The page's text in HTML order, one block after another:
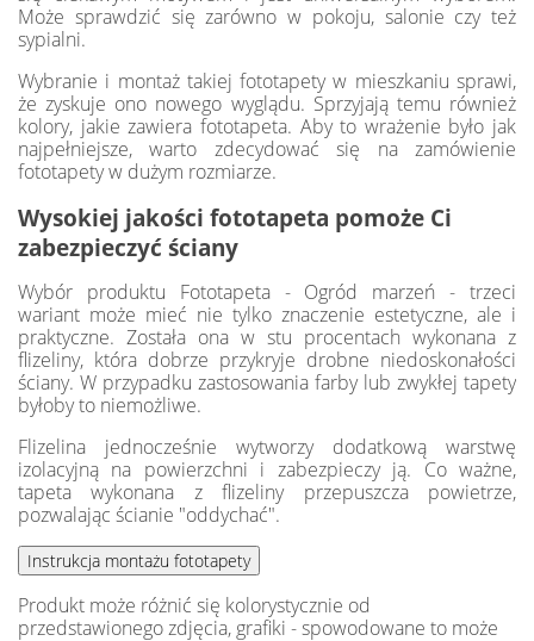
Może sprawdzić się zarówno w pokoju, salonie czy też
sypialni.
Wybranie i montaż takiej fototapety w mieszkaniu sprawi,
że zyskuje ono nowego wyglądu. Sprzyjają temu również
kolory, jakie zawiera fototapeta. Aby to wrażenie było jak
najpełniejsze, warto zdecydować się na zamówienie
fototapety w dużym rozmiarze.
Wysokiej jakości fototapeta pomoże Ci
zabezpieczyć ściany
Wybór produktu Fototapeta - Ogród marzeń - trzeci
wariant może mieć nie tylko znaczenie estetyczne, ale i
praktyczne. Została ona w stu procentach wykonana z
flizeliny, która dobrze przykryje drobne niedoskonałości
ściany. W przypadku zastosowania farby lub zwykłej tapety
byłoby to niemożliwe.
Flizelina jednocześnie wytworzy dodatkową warstwę
izolacyjną na powierzchni i zabezpieczy ją. Co ważne,
tapeta wykonana z flizeliny przepuszcza powietrze,
pozwalając ścianie "oddychać".
Produkt może różnić się kolorystycznie od
przedstawionego zdjęcia, grafiki - spowodowane to może